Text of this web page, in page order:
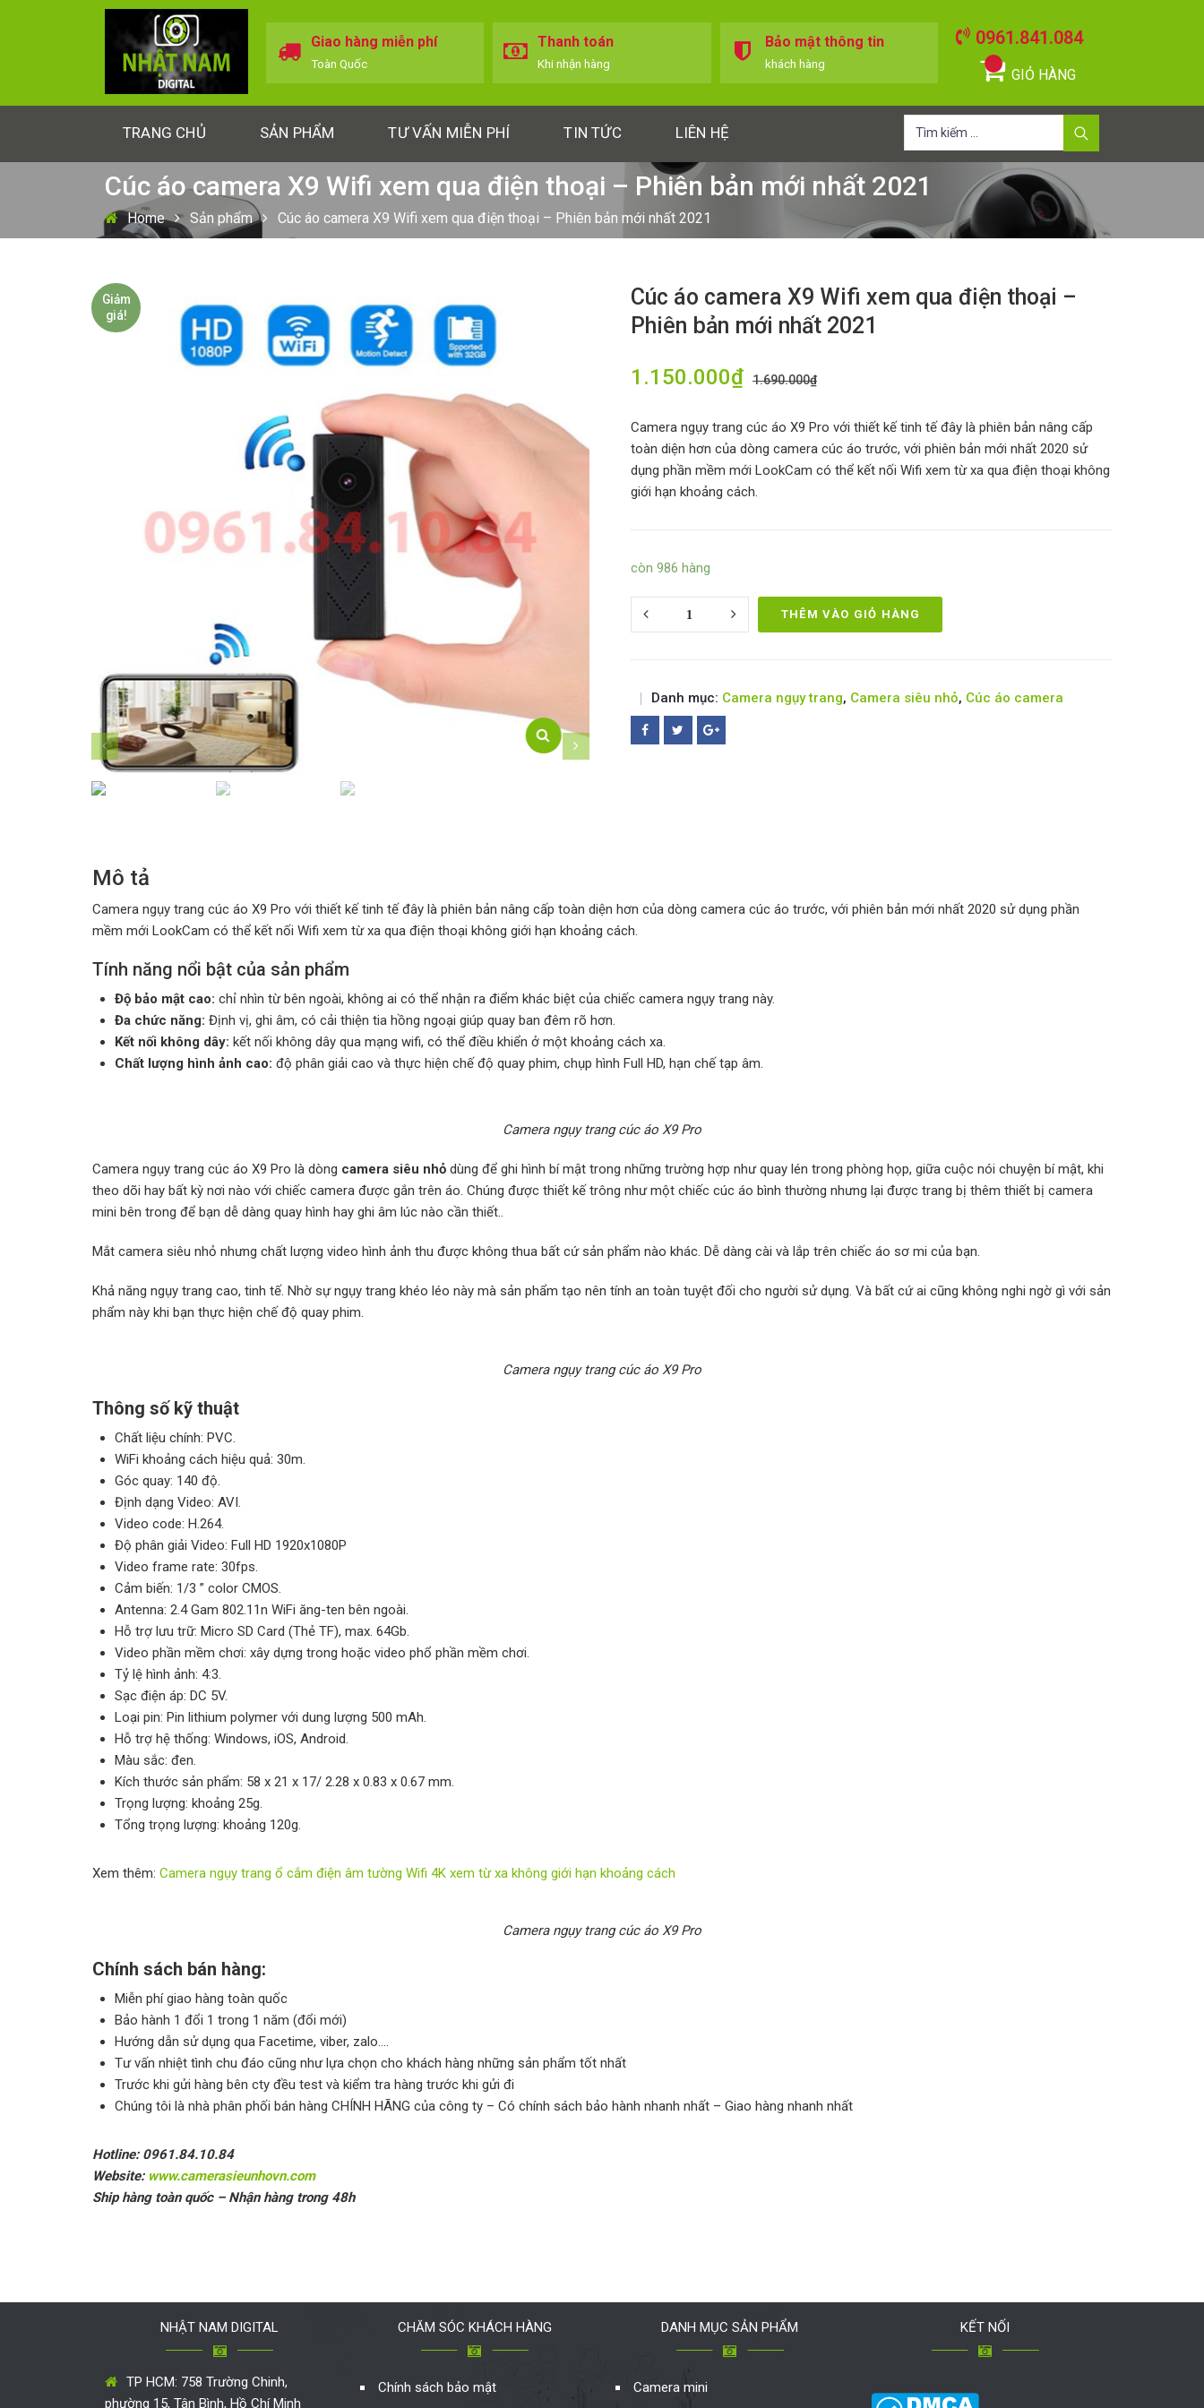
Giao hàng miễn phí
Toàn Quốc
Thanh toán
Khi nhận hàng
Bảo mật thông tin
khách hàng
0961.841.084
GIỎ HÀNG
TRANG CHỦ SẢN PHẨM TƯ VẤN MIỄN PHÍ TIN TỨC LIÊN HỆ
Tìm
kiếm
cho:
Cúc áo camera X9 Wifi xem qua điện thoại – Phiên bản mới nhất 2021
Home Sản phẩm Cúc áo camera X9 Wifi xem qua điện thoại – Phiên bản mới nhất 2021
Giảm
giá!
Cúc áo camera X9 Wifi xem qua điện thoại –
Phiên bản mới nhất 2021
1.690.000₫
1.150.000₫
Camera ngụy trang cúc áo X9 Pro với thiết kế tinh tế đây là phiên bản nâng cấp
toàn diện hơn của dòng camera cúc áo trước, với phiên bản mới nhất 2020 sử
dụng phần mềm mới LookCam có thể kết nối Wifi xem từ xa qua điện thoại không
giới hạn khoảng cách.
còn 986 hàng
Quantity THÊM VÀO GIỎ HÀNG
Danh mục: Camera ngụy trang, Camera siêu nhỏ, Cúc áo camera
Mô tả
Camera ngụy trang cúc áo X9 Pro với thiết kế tinh tế đây là phiên bản nâng cấp toàn diện hơn của dòng camera cúc áo trước, với phiên bản mới nhất 2020 sử dụng phần
mềm mới LookCam có thể kết nối Wifi xem từ xa qua điện thoại không giới hạn khoảng cách.
Tính năng nổi bật của sản phẩm
Độ bảo mật cao: chỉ nhìn từ bên ngoài, không ai có thể nhận ra điểm khác biệt của chiếc camera ngụy trang này.
Đa chức năng: Định vị, ghi âm, có cải thiện tia hồng ngoại giúp quay ban đêm rõ hơn.
Kết nối không dây: kết nối không dây qua mạng wifi, có thể điều khiển ở một khoảng cách xa.
Chất lượng hình ảnh cao: độ phân giải cao và thực hiện chế độ quay phim, chụp hình Full HD, hạn chế tạp âm.
Camera ngụy trang cúc áo X9 Pro
Camera ngụy trang cúc áo X9 Pro là dòng camera siêu nhỏ dùng để ghi hình bí mật trong những trường hợp như quay lén trong phòng họp, giữa cuộc nói chuyện bí mật, khi
theo dõi hay bất kỳ nơi nào với chiếc camera được gắn trên áo. Chúng được thiết kế trông như một chiếc cúc áo bình thường nhưng lại được trang bị thêm thiết bị camera
mini bên trong để bạn dễ dàng quay hình hay ghi âm lúc nào cần thiết..
Mắt camera siêu nhỏ nhưng chất lượng video hình ảnh thu được không thua bất cứ sản phẩm nào khác. Dễ dàng cài và lắp trên chiếc áo sơ mi của bạn.
Khả năng ngụy trang cao, tinh tế. Nhờ sự ngụy trang khéo léo này mà sản phẩm tạo nên tính an toàn tuyệt đối cho người sử dụng. Và bất cứ ai cũng không nghi ngờ gì với sản
phẩm này khi bạn thực hiện chế độ quay phim.
Camera ngụy trang cúc áo X9 Pro
Thông số kỹ thuật
Chất liệu chính: PVC.
WiFi khoảng cách hiệu quả: 30m.
Góc quay: 140 độ.
Định dạng Video: AVI.
Video code: H.264.
Độ phân giải Video: Full HD 1920x1080P
Video frame rate: 30fps.
Cảm biến: 1/3 ” color CMOS.
Antenna: 2.4 Gam 802.11n WiFi ăng-ten bên ngoài.
Hỗ trợ lưu trữ: Micro SD Card (Thẻ TF), max. 64Gb.
Video phần mềm chơi: xây dựng trong hoặc video phổ phần mềm chơi.
Tỷ lệ hình ảnh: 4:3.
Sạc điện áp: DC 5V.
Loại pin: Pin lithium polymer với dung lượng 500 mAh.
Hỗ trợ hệ thống: Windows, iOS, Android.
Màu sắc: đen.
Kích thước sản phẩm: 58 x 21 x 17/ 2.28 x 0.83 x 0.67 mm.
Trọng lượng: khoảng 25g.
Tổng trọng lượng: khoảng 120g.
Xem thêm: Camera ngụy trang ổ cắm điện âm tường Wifi 4K xem từ xa không giới hạn khoảng cách
Camera ngụy trang cúc áo X9 Pro
Chính sách bán hàng:
Miễn phí giao hàng toàn quốc
Bảo hành 1 đổi 1 trong 1 năm (đổi mới)
Hướng dẫn sử dụng qua Facetime, viber, zalo….
Tư vấn nhiệt tình chu đáo cũng như lựa chọn cho khách hàng những sản phẩm tốt nhất
Trước khi gửi hàng bên cty đều test và kiểm tra hàng trước khi gửi đi
Chúng tôi là nhà phân phối bán hàng CHÍNH HÃNG của công ty – Có chính sách bảo hành nhanh nhất – Giao hàng nhanh nhất
Hotline: 0961.84.10.84
Website: www.camerasieunhovn.com
Ship hàng toàn quốc – Nhận hàng trong 48h
NHẬT NAM DIGITAL
TP HCM: 758 Trường Chinh,
phường 15, Tân Bình, Hồ Chí Minh
CHĂM SÓC KHÁCH HÀNG
Chính sách bảo mật
DANH MỤC SẢN PHẨM
Camera mini
KẾT NỐI